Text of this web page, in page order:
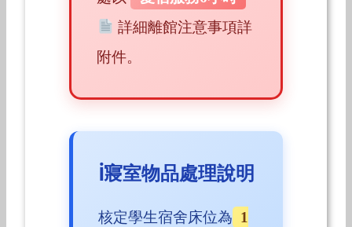
詳細離館注意事項詳
附件。
寢室物品處理說明
核定學生宿舍床位為 1